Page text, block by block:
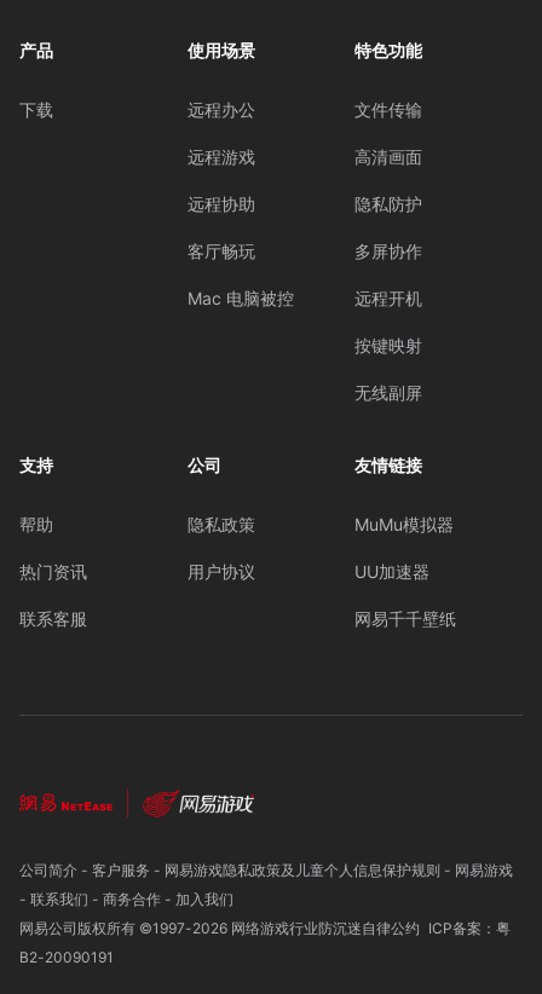
产品
下载
使用场景
远程办公
远程游戏
远程协助
客厅畅玩
Mac 电脑被控
特色功能
文件传输
高清画面
隐私防护
多屏协作
远程开机
按键映射
无线副屏
支持
帮助
热门资讯
联系客服
公司
隐私政策
用户协议
友情链接
MuMu模拟器
UU加速器
网易千千壁纸
公司简介 - 客户服务 - 网易游戏隐私政策及儿童个人信息保护规则 - 网易游戏
- 联系我们 - 商务合作 - 加入我们
网易公司版权所有 ©1997-2026 网络游戏行业防沉迷自律公约 ICP备案：粤
B2-20090191